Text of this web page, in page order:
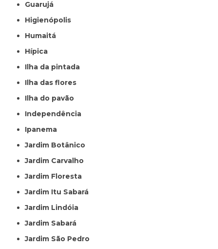
Guarujá
Higienópolis
Humaitá
Hípica
Ilha da pintada
Ilha das flores
Ilha do pavão
Independência
Ipanema
Jardim Botânico
Jardim Carvalho
Jardim Floresta
Jardim Itu Sabará
Jardim Lindóia
Jardim Sabará
Jardim São Pedro